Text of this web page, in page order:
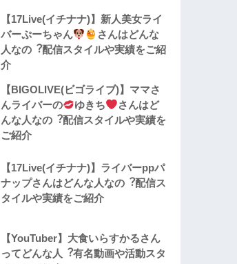
【17Live(イチナナ)】新人美女ライ
バーぷーちゃん
さんはどんな
人なの︖配信スタイルや実績をご紹
介
【BIGOLIVE(ビゴライブ)】ママさ
んライバーの
ゆきち
さんはど
んな人なの︖配信スタイルや実績を
ご紹介
【17Live(イチナナ)】ライバーppパ
ナップさんはどんな人なの︖配信ス
タイルや実績をご紹介
【YouTuber】大食いらすかるさん
ってどんな⼈︖有名動画や活動スタ